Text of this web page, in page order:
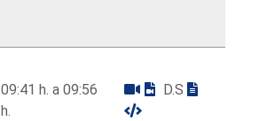
09:41 h. a 09:56
h.
D.S